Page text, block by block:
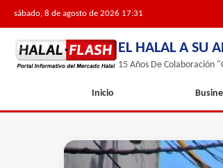
sábado, 8 de agosto de 2026 17:31
EL HALAL A SU
15 Años De Colaboración
Inicio